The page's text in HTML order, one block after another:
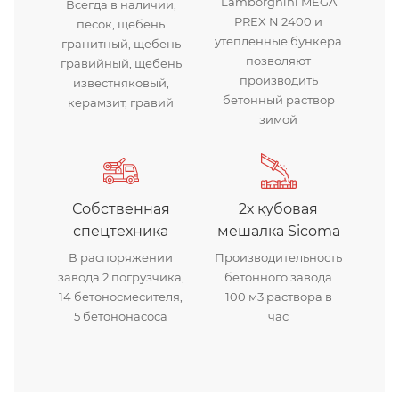
Всегда в наличии,
песок, щебень
гранитный, щебень
гравийный, щебень
известняковый,
керамзит, гравий
PREX N 2400 и
утепленные бункера
позволяют
производить
бетонный раствор
зимой
Собственная
спецтехника
В распоряжении
завода 2 погрузчика,
14 бетоносмесителя,
5 бетононасоса
2х кубовая
мешалка Sicoma
Производительность
бетонного завода
100 м3 раствора в
час